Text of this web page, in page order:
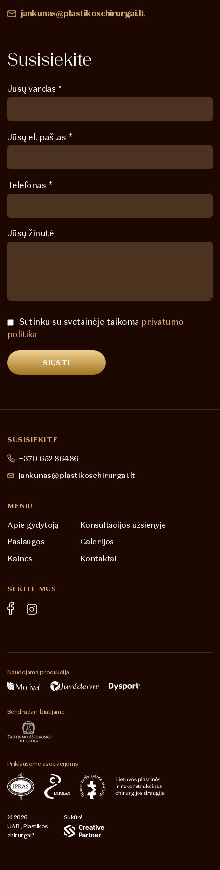
jankunas@plastikoschirurgai.lt
Susisiekite
Jūsų vardas *
Jūsų el. paštas *
Telefonas *
Jūsų žinutė
Sutinku su svetainėje taikoma privatumo
politika
SUSISIEKITE
+370 652 86486
jankunas@plastikoschirurgai.lt
MENIU
Apie gydytoją
Konsultacijos užsienyje
Paslaugos
Galerijos
Kainos
Kontaktai
SEKITE MUS
Naudojama produkcija
Bendradar-biaujame
Priklausome asociacijoms
© 2026
UAB „Plastikos
chirurgai“
Sukūrė